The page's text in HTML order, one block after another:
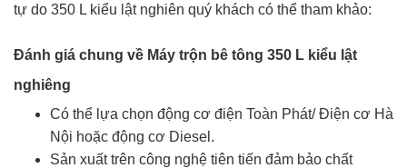
tự do 350 L kiểu lật nghiên quý khách có thể tham khảo:
Đánh giá chung về Máy trộn bê tông 350 L kiểu lật
nghiêng
Có thể lựa chọn động cơ điện Toàn Phát/ Điện cơ Hà
Nội hoặc động cơ Diesel.
Sản xuất trên công nghệ tiên tiến đảm bảo chất